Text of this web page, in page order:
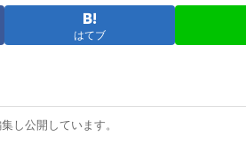
はてブ
し公開しています。